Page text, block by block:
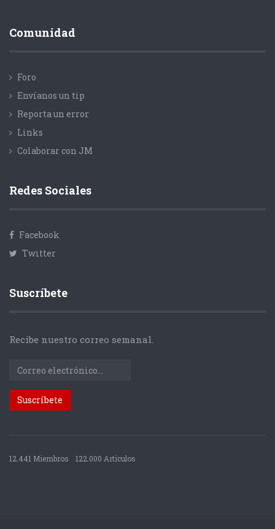
Comunidad
Foro
Envíanos un tip
Reporta un error
Links
Colaborar con JM
Redes Sociales
Facebook
Twitter
Suscríbete
Recibe nuestro correo semanal.
12.441 Miembros 122.000 Articulos